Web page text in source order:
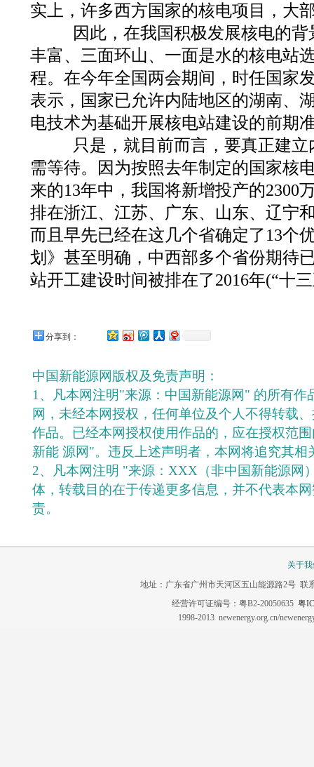
实上，许多西方国家的核电项目，大
因此，在我国积极发展核电的背
丰富、三面环山、一面是水的核电站
程。在今年全国两会期间，时任国家
表示，国家已允许内陆地区的湖南、
电技术为基础开展核电站建设的前期
只是，就目前而言，要真正建立
需等待。因为按照去年制定的国家核
来的13年中，我国将新增投产的2300
排在浙江、江苏、广东、山东、辽宁
而且早先已经在这几个省确定了13个
划》甚至明确，中西部多个省份期待
站开工建设时间被排在了2016年(“十
分享到：
中国新能源网版权及免责声明：
1、凡本网注明"来源：中国新能源网" 的所有作
网，未经本网授权，任何单位及个人不得转载
作品。已经本网授权使用作品的，应在授权范
新能 源网"。违反上述声明者，本网将追究其相
2、凡本网注明 "来源：XXX（非中国新能源网
体，转载目的在于传递更多信息，并不代表本
责。
关于
地址：广东省广州市天河区五山能源路2号 联
经营许可证编号：粤B2-20050635 粤
1998-2013 newenergy.org.cn/